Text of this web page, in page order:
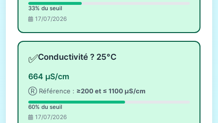
33% du seuil
17/07/2026
✅Conductivité ? 25°C
664 µS/cm
Ⓡ Référence : ≥200 et ≤ 1100 µS/cm
60% du seuil
17/07/2026